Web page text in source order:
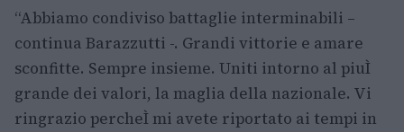
“Abbiamo condiviso battaglie interminabili –
continua Barazzutti -. Grandi vittorie e amare
sconfitte. Sempre insieme. Uniti intorno al piuÌ
grande dei valori, la maglia della nazionale. Vi
ringrazio percheÌ mi avete riportato ai tempi in